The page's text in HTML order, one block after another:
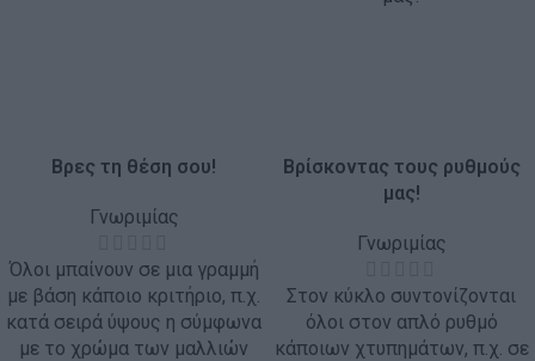
Βρες τη θέση σου!
Γνωριμίας
Όλοι μπαίνουν σε μια γραμμή
με βάση κάποιο κριτήριο, π.χ.
κατά σειρά ύψους η σύμφωνα
με το χρώμα των μαλλιών
Βρίσκοντας τους ρυθμούς
μας!
Γνωριμίας
Στον κύκλο συντονίζονται
όλοι στον απλό ρυθμό
κάποιων χτυπημάτων, π.χ. σε